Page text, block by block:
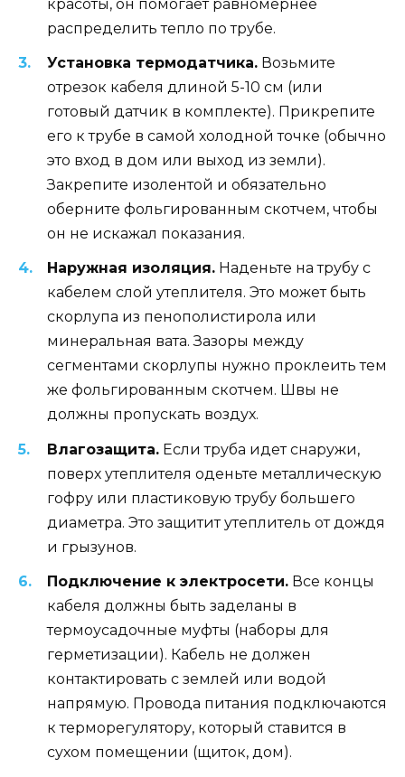
красоты, он помогает равномернее
распределить тепло по трубе.
Установка термодатчика. Возьмите
отрезок кабеля длиной 5-10 см (или
готовый датчик в комплекте). Прикрепите
его к трубе в самой холодной точке (обычно
это вход в дом или выход из земли).
Закрепите изолентой и обязательно
оберните фольгированным скотчем, чтобы
он не искажал показания.
Наружная изоляция. Наденьте на трубу с
кабелем слой утеплителя. Это может быть
скорлупа из пенополистирола или
минеральная вата. Зазоры между
сегментами скорлупы нужно проклеить тем
же фольгированным скотчем. Швы не
должны пропускать воздух.
Влагозащита. Если труба идет снаружи,
поверх утеплителя оденьте металлическую
гофру или пластиковую трубу большего
диаметра. Это защитит утеплитель от дождя
и грызунов.
Подключение к электросети. Все концы
кабеля должны быть заделаны в
термоусадочные муфты (наборы для
герметизации). Кабель не должен
контактировать с землей или водой
напрямую. Провода питания подключаются
к терморегулятору, который ставится в
сухом помещении (щиток, дом).